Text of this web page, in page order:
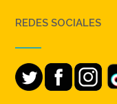
REDES SOCIALES